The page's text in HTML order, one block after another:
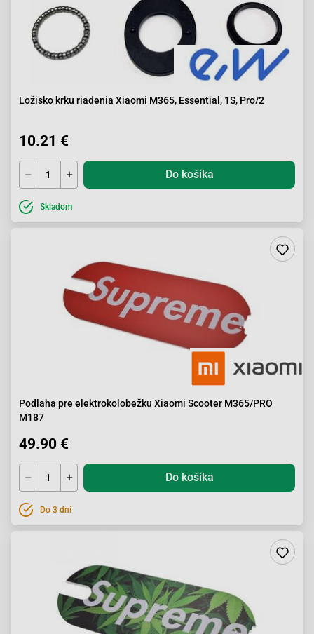
Ložisko krku riadenia Xiaomi M365, Essential, 1S, Pro/2
10.21 €
Do košíka
Skladom
Podlaha pre elektrokolobežku Xiaomi Scooter M365/PRO
M187
49.90 €
Do košíka
Do 3 dní